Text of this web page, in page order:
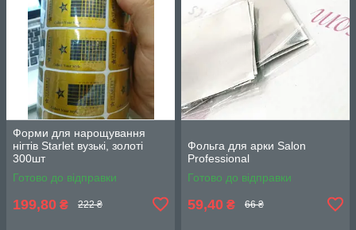
Форми для нарощування
нігтів Starlet вузькі, золоті
300шт
Готово до відправки
199,80 ₴ 222 ₴
Фольга для арки Salon
Professional
Готово до відправки
59,40 ₴ 66 ₴